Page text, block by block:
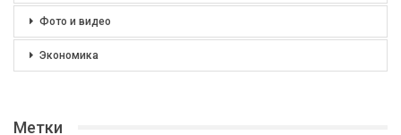
Фото и видео
Экономика
Метки